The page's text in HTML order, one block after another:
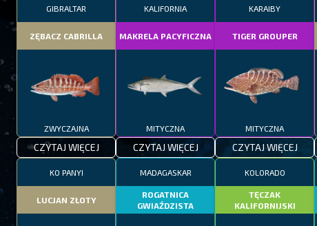
GIBRALTAR
ZĘBACZ CABRILLA
ZWYCZAJNA
CZYTAJ WIĘCEJ
KALIFORNIA
MAKRELA PACYFICZNA
MITYCZNA
CZYTAJ WIĘCEJ
KARAIBY
TIGER GROUPER
MITYCZNA
CZYTAJ WIĘCEJ
KO PANYI
LUCJAN ZŁOTY
MADAGASKAR
ROGATNICA
GWIAŹDZISTA
KOLORADO
TĘCZAK
KALIFORNIJSKI